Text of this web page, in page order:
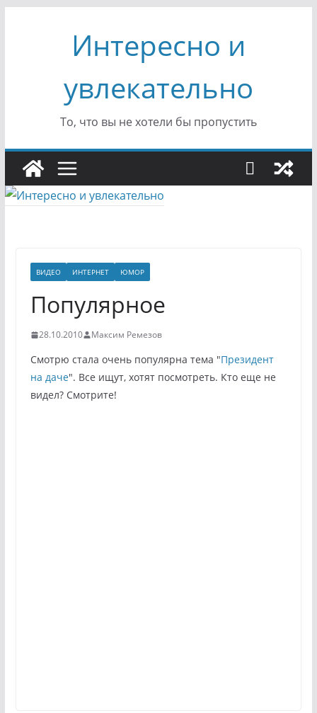
содержимомуИнтересно и
увлекательно
То, что вы не хотели бы пропустить
ВИДЕО ИНТЕРНЕТ ЮМОР
Популярное
28.10.2010 Максим Ремезов
Смотрю стала очень популярна тема "Президент
на даче". Все ищут, хотят посмотреть. Кто еще не
видел? Смотрите!